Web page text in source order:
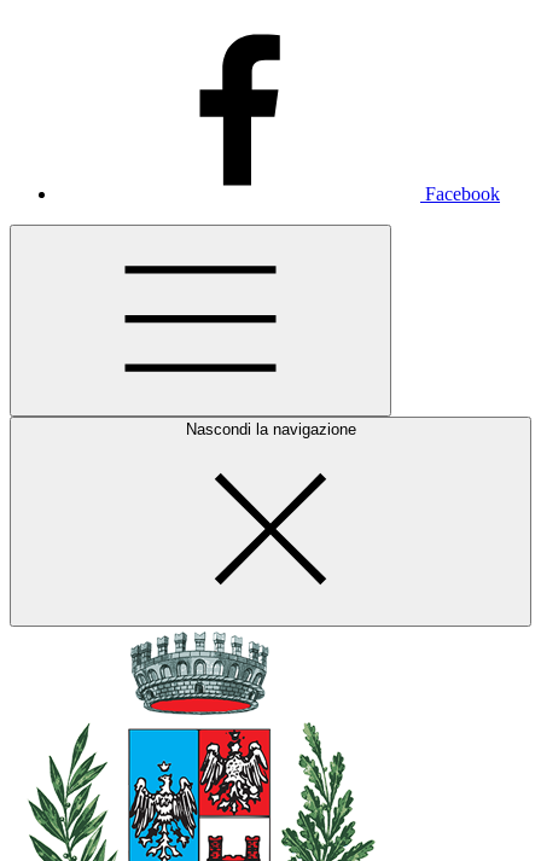
Facebook
Nascondi la navigazione